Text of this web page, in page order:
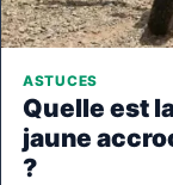
ASTUCES
Quelle est
jaune
?